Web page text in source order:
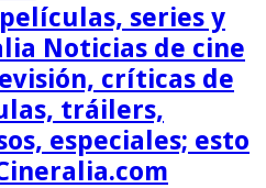
series y
Noticias de cine
críticas de
tráilers,
especiales; esto